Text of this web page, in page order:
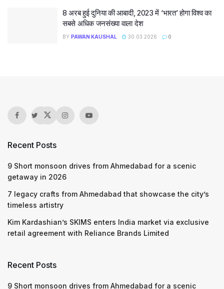
8 अरब हुई दुनिया की आबादी, 2023 में ‘भारत’ होगा विश्व का
सबसे अधिक जनसंख्या वाला देश
BY PAWAN KAUSHAL 30.03.2026 0
Recent Posts
9 Short monsoon drives from Ahmedabad for a scenic
getaway in 2026
7 legacy crafts from Ahmedabad that showcase the city’s
timeless artistry
Kim Kardashian’s SKIMS enters India market via exclusive
retail agreement with Reliance Brands Limited
Recent Posts
9 Short monsoon drives from Ahmedabad for a scenic